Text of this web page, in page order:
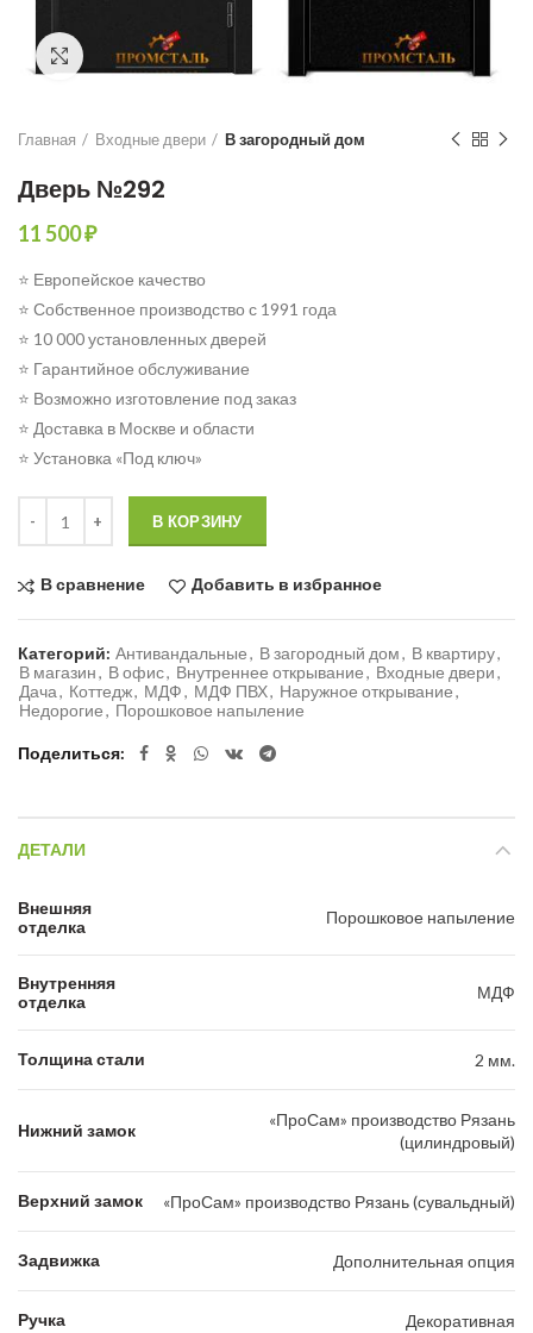
Click to enlarge
Главная Входные двери В загородный дом
Дверь №292
11 500₽
⭐ Европейское качество
⭐ Собственное производство с 1991 года
⭐ 10 000 установленных дверей
⭐ Гарантийное обслуживание
⭐ Возможно изготовление под заказ
⭐ Доставка в Москве и области
⭐ Установка «Под ключ»
В КОРЗИНУ
В сравнение Добавить в избранное
Категорий: Антивандальные, В загородный дом, В квартиру,
В магазин, В офис, Внутреннее открывание, Входные двери,
Дача, Коттедж, МДФ, МДФ ПВХ, Наружное открывание,
Недорогие, Порошковое напыление
Поделиться
ДЕТАЛИ
Внешняя
отделка
Порошковое напыление
Внутренняя
отделка
МДФ
Толщина стали 2 мм.
Нижний замок
«ПроСам» производство Рязань
(цилиндровый)
Верхний замок «ПроСам» производство Рязань (сувальдный)
Задвижка Дополнительная опция
Ручка Декоративная